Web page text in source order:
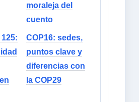
moraleja del
cuento
COP16: sedes,
puntos clave y
diferencias con
la COP29